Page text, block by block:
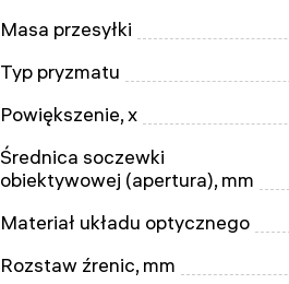
Masa przesyłki
Typ pryzmatu
Powiększenie, x
Średnica soczewki
obiektywowej (apertura), mm
Materiał układu optycznego
Rozstaw źrenic, mm